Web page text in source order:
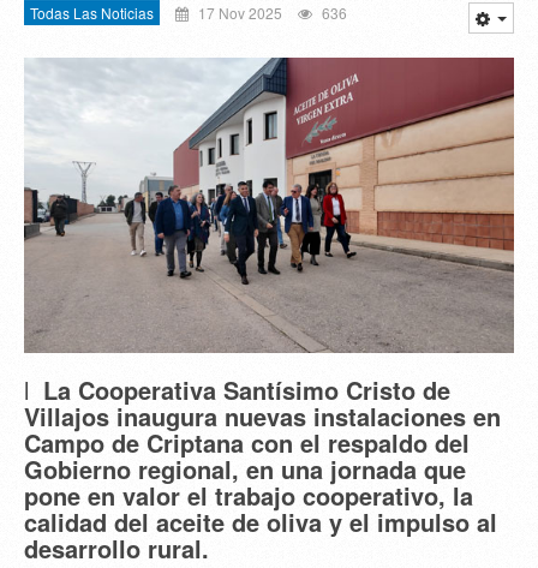
Todas Las Noticias 17 Nov 2025 636
l La Cooperativa Santísimo Cristo de
Villajos inaugura nuevas instalaciones en
Campo de Criptana con el respaldo del
Gobierno regional, en una jornada que
pone en valor el trabajo cooperativo, la
calidad del aceite de oliva y el impulso al
desarrollo rural.